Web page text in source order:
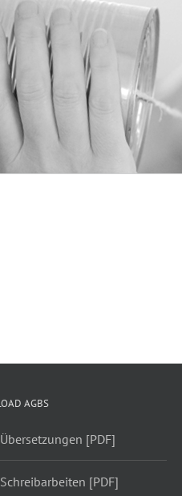
AGBS
Übersetzungen [PDF]
Schreibarbeiten [PDF]